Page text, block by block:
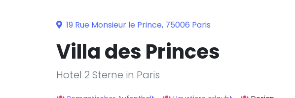
19 Rue Monsieur le Prince, 75006 Paris
Villa des Princes
Hotel 2 Sterne in Paris